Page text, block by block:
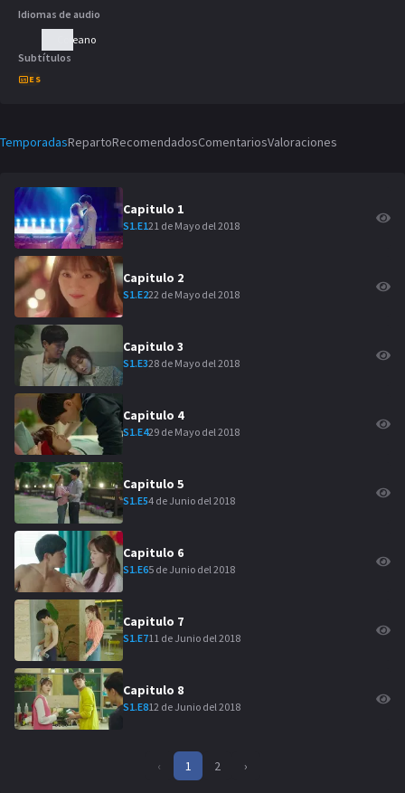
Idiomas de audio
Coreano
Subtítulos
ES
TemporadasRepartoRecomendadosComentariosValoraciones
Capitulo 1
S1.E121 de Mayo del 2018
Capitulo 2
S1.E222 de Mayo del 2018
Capitulo 3
S1.E328 de Mayo del 2018
Capitulo 4
S1.E429 de Mayo del 2018
Capitulo 5
S1.E54 de Junio del 2018
Capitulo 6
S1.E65 de Junio del 2018
Capitulo 7
S1.E711 de Junio del 2018
Capitulo 8
S1.E812 de Junio del 2018
‹ 1 2 ›